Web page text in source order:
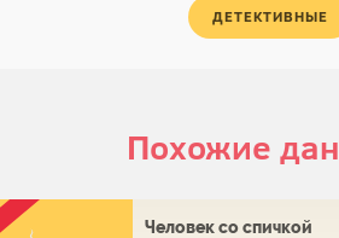
ДЕТЕКТИВНЫЕ
Похожие
Человек со спичкой